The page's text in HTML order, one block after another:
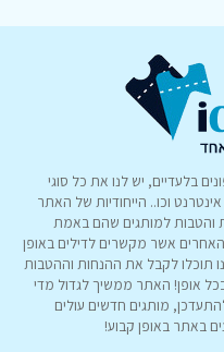
בלעדיים, יש לנו את כל סוגי
וכו.. הייחודיות של האתר
והטבות למותגים שהם באמת
אשר מקשרים לדילים באופן
תוכלו לקבל את ההנחות וההטבות
אופן! האתר ממשיך לגדול מדי
מותגים חדשים עולים
באתר באופן קבוע!